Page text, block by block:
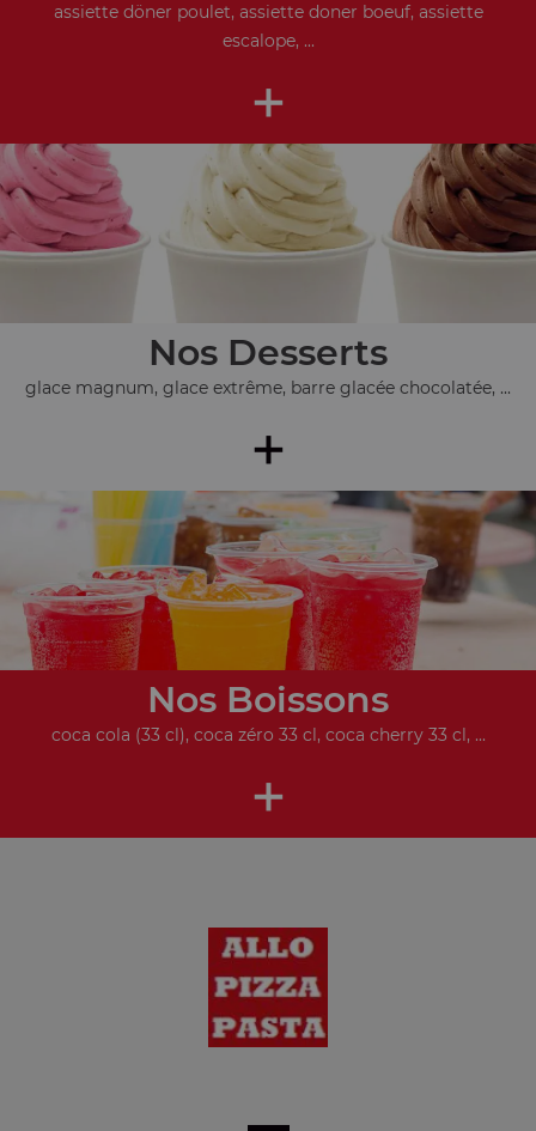
assiette döner poulet, assiette doner boeuf, assiette
escalope, ...
+
Nos Desserts
glace magnum, glace extrême, barre glacée chocolatée, ...
+
Nos Boissons
coca cola (33 cl), coca zéro 33 cl, coca cherry 33 cl, ...
+